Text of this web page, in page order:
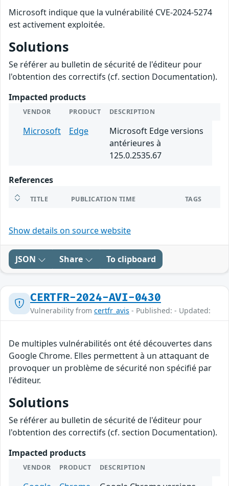
Microsoft indique que la vulnérabilité CVE-2024-5274
est activement exploitée.
Solutions
Se référer au bulletin de sécurité de l'éditeur pour
l'obtention des correctifs (cf. section Documentation).
Impacted products
VENDOR PRODUCT DESCRIPTION
Microsoft Edge
Microsoft Edge versions
antérieures à
125.0.2535.67
References
TITLE PUBLICATION TIME TAGS
Show details on source website
JSON Share To clipboard
CERTFR-2024-AVI-0430
Vulnerability from certfr_avis - Published: - Updated:
De multiples vulnérabilités ont été découvertes dans
Google Chrome. Elles permettent à un attaquant de
provoquer un problème de sécurité non spécifié par
l'éditeur.
Solutions
Se référer au bulletin de sécurité de l'éditeur pour
l'obtention des correctifs (cf. section Documentation).
Impacted products
VENDOR PRODUCT DESCRIPTION